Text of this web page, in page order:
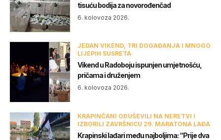
tisuću bodija za novorođenčad
6. kolovoza 2026.
JEDAN VIKEND, TRI DOGAĐANJA I MNOGO
LIJEPIH SUSRETA
Vikend u Radoboju ispunjen umjetnošću,
pričama i druženjem
6. kolovoza 2026.
KRAPINČANI ODUŠEVILI NA NERETVI I
IZBORILI ZAVRŠNICU 29. MARATONA LAĐA
Krapinski lađari među najboljima: “Prije dva